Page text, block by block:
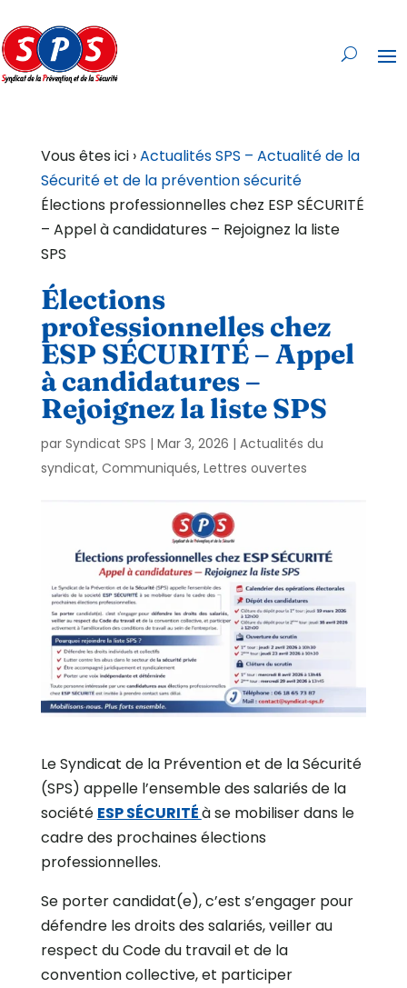
Vous êtes ici ›Actualités SPS – Actualité de la
Sécurité et de la prévention sécurité
Élections professionnelles chez ESP SÉCURITÉ
– Appel à candidatures – Rejoignez la liste
SPS
Élections
professionnelles chez
ESP SÉCURITÉ – Appel
à candidatures –
Rejoignez la liste SPS
par Syndicat SPS | Mar 3, 2026 | Actualités du
syndicat, Communiqués, Lettres ouvertes
Le Syndicat de la Prévention et de la Sécurité
(SPS) appelle l’ensemble des salariés de la
société ESP SÉCURITÉà se mobiliser dans le
cadre des prochaines élections
professionnelles.
Se porter candidat(e), c’est s’engager pour
défendre les droits des salariés, veiller au
respect du Code du travail et de la
convention collective, et participer